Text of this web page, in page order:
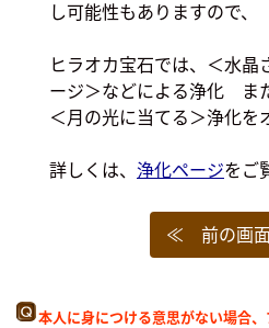
し可能性もありますので、
ヒラオカ宝石では、＜水晶
ージ＞などによる浄化 ま
＜月の光に当てる＞浄化を
詳しくは、 浄化ページをご
≪ 前の画面
本人に身につける意思がない場合